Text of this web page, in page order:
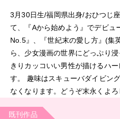
3月30日生/福岡県出身/おひつじ
て、『Aから始めよう』でデビュ
No.5』、『世紀末の愛し方』(集
ら、少女漫画の世界にどっぷり
きりカッコいい男性が描けるハ
す。 趣味はスキューバダイビン
なくなります。どうぞ末永くよろ
既刊作品